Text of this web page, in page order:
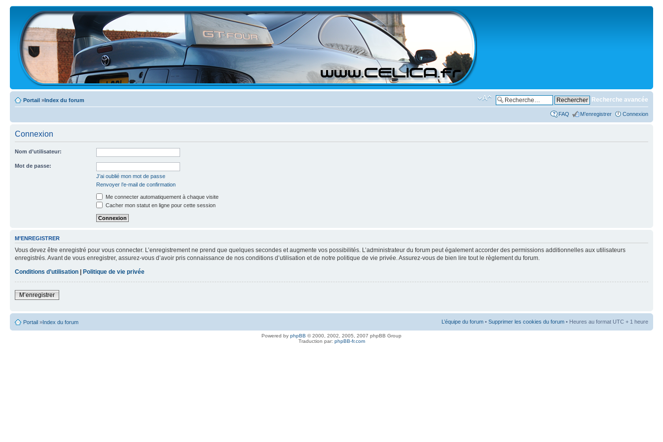
Portail »Index du forum Recherche avancée
FAQ M’enregistrer Connexion
Connexion
Nom d’utilisateur:
Mot de passe:
J’ai oublié mon mot de passe
Renvoyer l’e-mail de confirmation
Me connecter automatiquement à chaque visite
Cacher mon statut en ligne pour cette session
M’ENREGISTRER
Vous devez être enregistré pour vous connecter. L’enregistrement ne prend que quelques secondes et augmente vos possibilités. L’administrateur du forum peut également accorder des permissions additionnelles aux utilisateurs
enregistrés. Avant de vous enregistrer, assurez-vous d’avoir pris connaissance de nos conditions d’utilisation et de notre politique de vie privée. Assurez-vous de bien lire tout le règlement du forum.
Conditions d’utilisation | Politique de vie privée
M’enregistrer
Portail »Index du forum L’équipe du forum • Supprimer les cookies du forum • Heures au format UTC + 1 heure
Powered by phpBB © 2000, 2002, 2005, 2007 phpBB Group
Traduction par: phpBB-fr.com